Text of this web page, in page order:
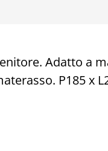
Adatto a
P185 x